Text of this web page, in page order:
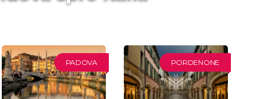
PADOVA PORDENONE